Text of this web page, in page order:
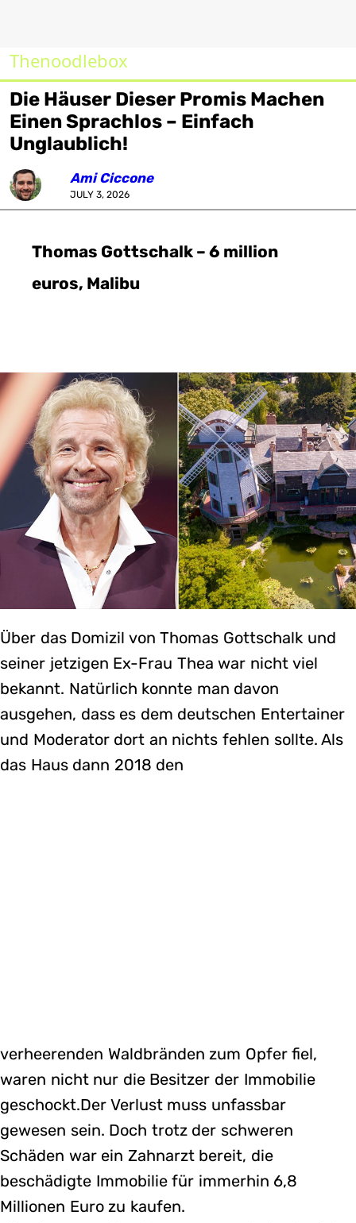
Thenoodlebox
Die Häuser Dieser Promis Machen
Einen Sprachlos – Einfach
Unglaublich!
Ami Ciccone
JULY 3, 2026
Thomas Gottschalk – 6 million
euros, Malibu
Über das Domizil von Thomas Gottschalk und
seiner jetzigen Ex-Frau Thea war nicht viel
bekannt. Natürlich konnte man davon
ausgehen, dass es dem deutschen Entertainer
und Moderator dort an nichts fehlen sollte. Als
das Haus dann 2018 den
verheerenden Waldbränden zum Opfer fiel,
waren nicht nur die Besitzer der Immobilie
geschockt.Der Verlust muss unfassbar
gewesen sein. Doch trotz der schweren
Schäden war ein Zahnarzt bereit, die
beschädigte Immobilie für immerhin 6,8
Millionen Euro zu kaufen.